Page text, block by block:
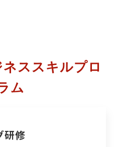
ススキルプロ
ム
研修